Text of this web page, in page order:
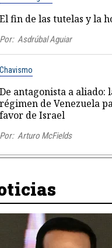
El fin de las tutelas y la
Por: Asdrúbal Aguiar
Chavismo
De antagonista a aliado:
régimen de Venezuela
favor de Israel
Por: Arturo McFields